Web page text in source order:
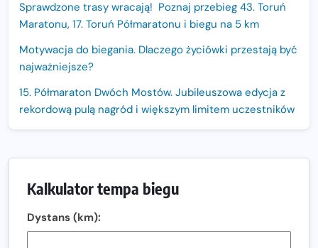
Sprawdzone trasy wracają! Poznaj przebieg 43. Toruń
Maratonu, 17. Toruń Półmaratonu i biegu na 5 km
Motywacja do biegania. Dlaczego życiówki przestają być
najważniejsze?
15. Półmaraton Dwóch Mostów. Jubileuszowa edycja z
rekordową pulą nagród i większym limitem uczestników
Oficjalna koszulka LOTTO 25. Poznań Maratonu!
Amazfit Balance 3: Kompleksowe narzędzie dla biegacza
Kalkulator tempa biegu
Dystans (km):